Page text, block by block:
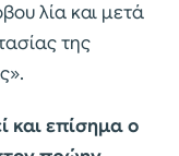
λία και μετά
της
και επίσημα ο